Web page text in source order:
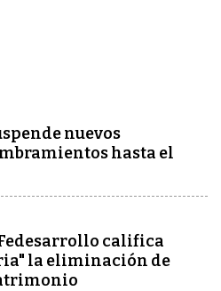
nuevos
hasta el
califica
la eliminación de